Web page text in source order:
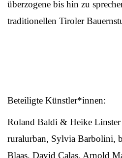
überzogene bis hin zu
traditionellen Tiroler
Beteiligte Künstler*innen:
Roland Baldi & Heike
ruralurban, Sylvia Barbolini,
Blaas, David Calas, Arnold